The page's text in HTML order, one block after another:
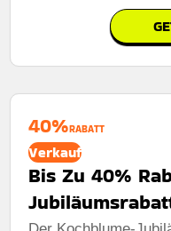
40%RABATT
Verkauf
Bis Zu 40%